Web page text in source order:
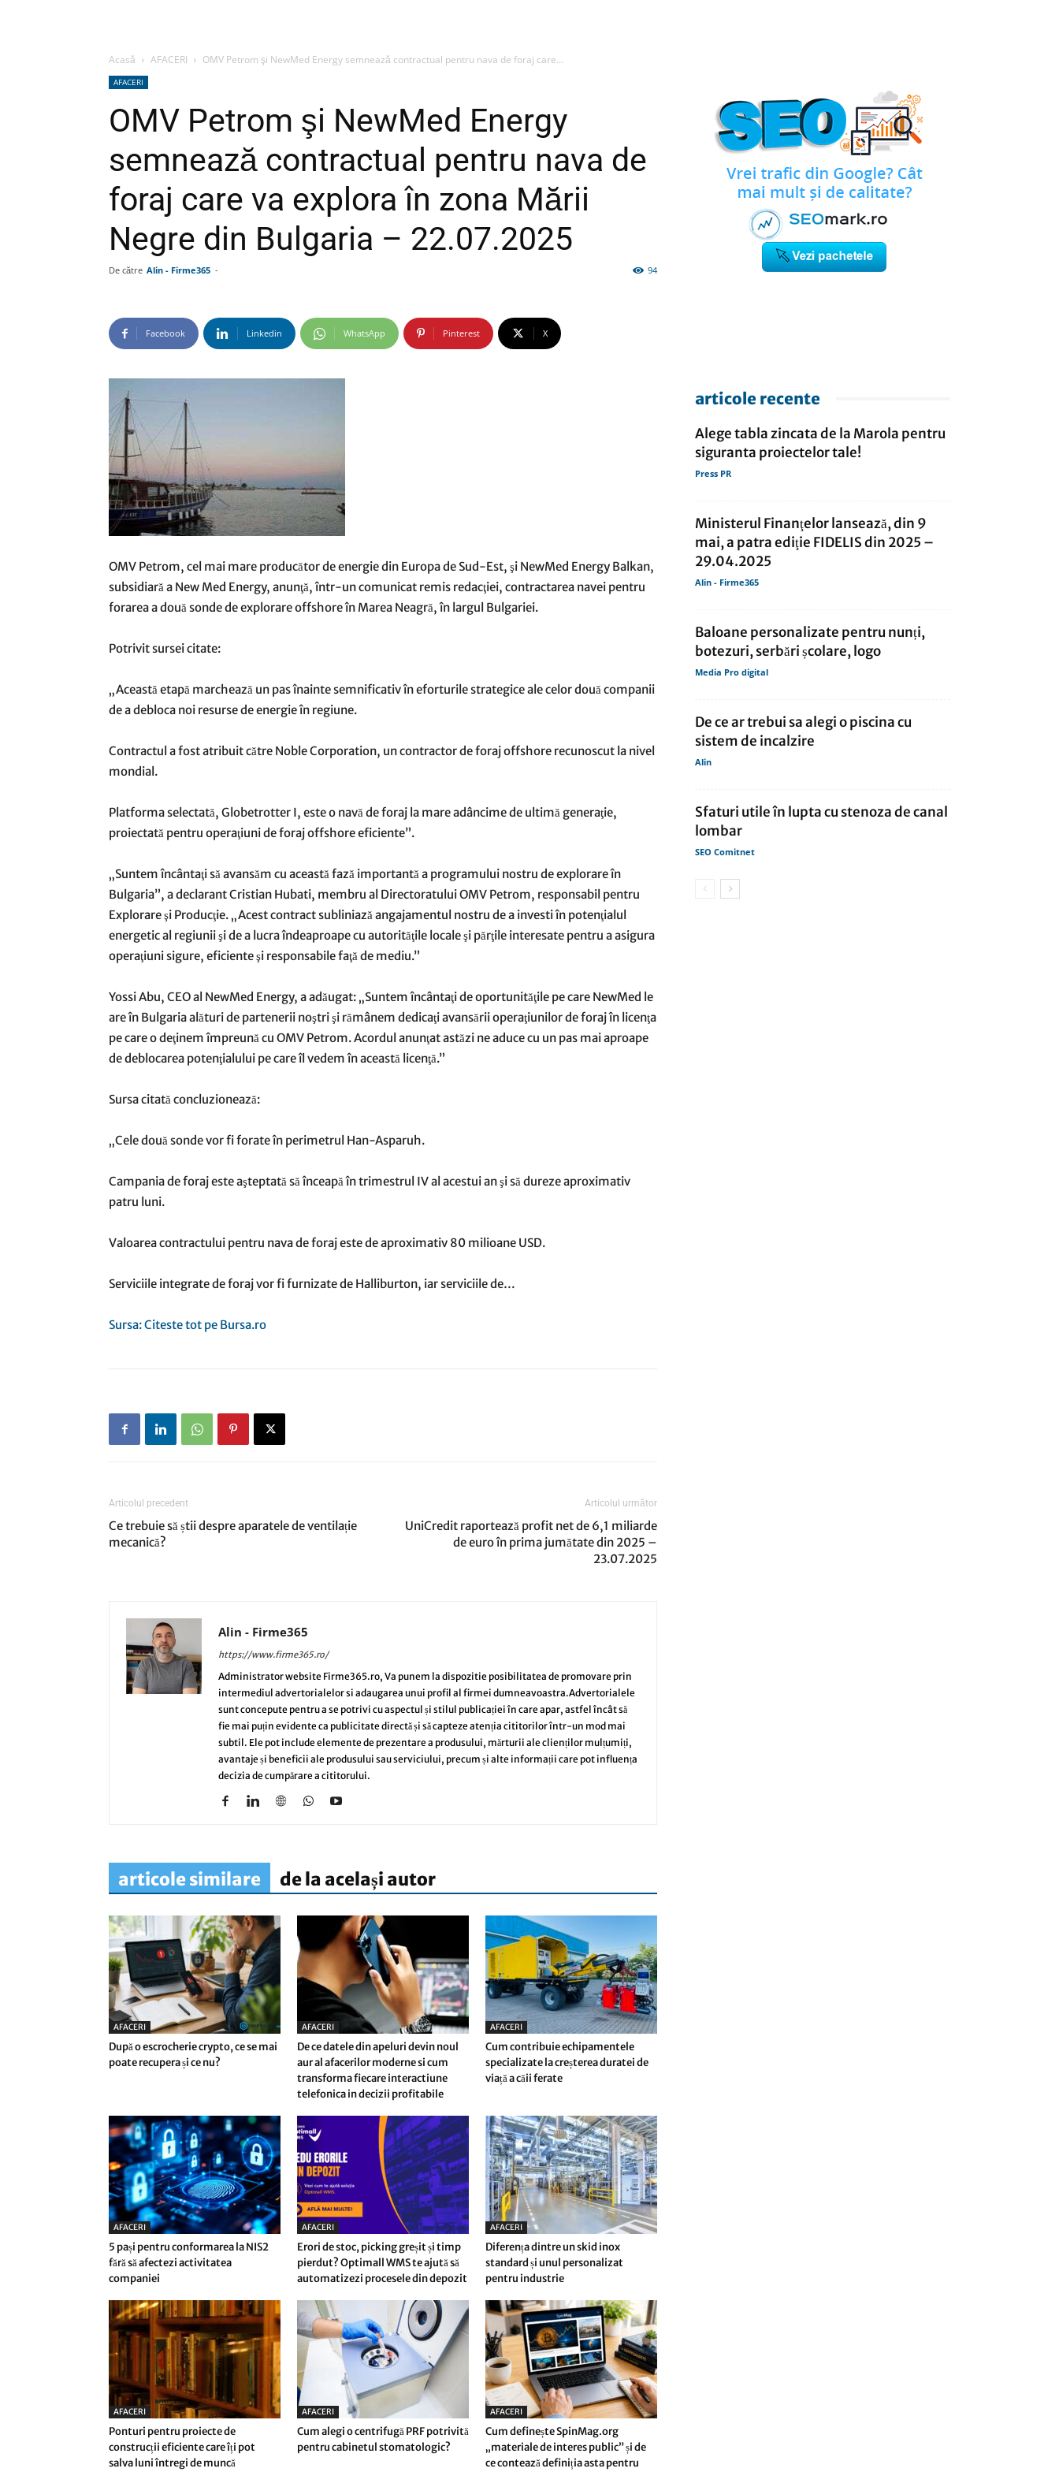
si
Acasă AFACERI OMV Petrom şi NewMed Energy semnează contractual pentru nava de foraj care...
AFACERI
OMV Petrom şi NewMed Energy
semnează contractual pentru nava de
foraj care va explora în zona Mării
Negre din Bulgaria – 22.07.2025
De către Alin - Firme365 - 94
Facebook Linkedin WhatsApp Pinterest X
OMV Petrom, cel mai mare producător de energie din Europa de Sud-Est, şi NewMed Energy Balkan,
subsidiară a New Med Energy, anunţă, într-un comunicat remis redacţiei, contractarea navei pentru
forarea a două sonde de explorare offshore în Marea Neagră, în largul Bulgariei.
Potrivit sursei citate:
„Această etapă marchează un pas înainte semnificativ în eforturile strategice ale celor două companii
de a debloca noi resurse de energie în regiune.
Contractul a fost atribuit către Noble Corporation, un contractor de foraj offshore recunoscut la nivel
mondial.
Platforma selectată, Globetrotter I, este o navă de foraj la mare adâncime de ultimă generaţie,
proiectată pentru operaţiuni de foraj offshore eficiente”.
„Suntem încântaţi să avansăm cu această fază importantă a programului nostru de explorare în
Bulgaria”, a declarant Cristian Hubati, membru al Directoratului OMV Petrom, responsabil pentru
Explorare şi Producţie. „Acest contract subliniază angajamentul nostru de a investi în potenţialul
energetic al regiunii şi de a lucra îndeaproape cu autorităţile locale şi părţile interesate pentru a asigura
operaţiuni sigure, eficiente şi responsabile faţă de mediu.”
Yossi Abu, CEO al NewMed Energy, a adăugat: „Suntem încântaţi de oportunităţile pe care NewMed le
are în Bulgaria alături de partenerii noştri şi rămânem dedicaţi avansării operaţiunilor de foraj în licenţa
pe care o deţinem împreună cu OMV Petrom. Acordul anunţat astăzi ne aduce cu un pas mai aproape
de deblocarea potenţialului pe care îl vedem în această licenţă.”
Sursa citată concluzionează:
„Cele două sonde vor fi forate în perimetrul Han-Asparuh.
Campania de foraj este aşteptată să înceapă în trimestrul IV al acestui an şi să dureze aproximativ
patru luni.
Valoarea contractului pentru nava de foraj este de aproximativ 80 milioane USD.
Serviciile integrate de foraj vor fi furnizate de Halliburton, iar serviciile de…
Sursa: Citeste tot pe Bursa.ro
Articolul precedent
Ce trebuie să știi despre aparatele de ventilație
mecanică?
Articolul următor
UniCredit raportează profit net de 6,1 miliarde
de euro în prima jumătate din 2025 –
23.07.2025
Alin - Firme365
https://www.firme365.ro/
Administrator website Firme365.ro, Va punem la dispozitie posibilitatea de promovare prin
intermediul advertorialelor si adaugarea unui profil al firmei dumneavoastra.Advertorialele
sunt concepute pentru a se potrivi cu aspectul și stilul publicației în care apar, astfel încât să
fie mai puțin evidente ca publicitate directă și să capteze atenția cititorilor într-un mod mai
subtil. Ele pot include elemente de prezentare a produsului, mărturii ale clienților mulțumiți,
avantaje și beneficii ale produsului sau serviciului, precum și alte informații care pot influența
decizia de cumpărare a cititorului.
articole similare de la același autor
AFACERI
După o escrocherie crypto, ce se mai
poate recupera și ce nu?
AFACERI
De ce datele din apeluri devin noul
aur al afacerilor moderne si cum
transforma fiecare interactiune
telefonica in decizii profitabile
AFACERI
Cum contribuie echipamentele
specializate la creșterea duratei de
viață a căii ferate
AFACERI
5 pași pentru conformarea la NIS2
fără să afectezi activitatea
companiei
AFACERI
Erori de stoc, picking greșit și timp
pierdut? Optimall WMS te ajută să
automatizezi procesele din depozit
AFACERI
Diferența dintre un skid inox
standard și unul personalizat
pentru industrie
AFACERI
Ponturi pentru proiecte de
construcții eficiente care îți pot
salva luni întregi de muncă
AFACERI
Cum alegi o centrifugă PRF potrivită
pentru cabinetul stomatologic?
AFACERI
Cum definește SpinMag.org
„materiale de interes public” și de
ce contează definiția asta pentru
articole recente
Alege tabla zincata de la Marola pentru
siguranta proiectelor tale!
Press PR
Ministerul Finanţelor lansează, din 9
mai, a patra ediţie FIDELIS din 2025 –
29.04.2025
Alin - Firme365
Baloane personalizate pentru nunți,
botezuri, serbări școlare, logo
Media Pro digital
De ce ar trebui sa alegi o piscina cu
sistem de incalzire
Alin
Sfaturi utile în lupta cu stenoza de canal
lombar
SEO Comitnet